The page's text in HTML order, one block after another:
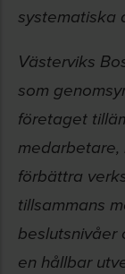
systematiska
Västerviks
som
företaget
medarbetare,
förbättra
tillsammans
beslutsnivåer
en hållbar